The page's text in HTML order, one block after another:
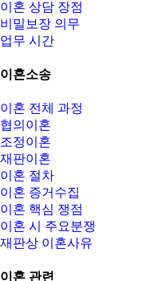
이혼 상담 장점
비밀보장 의무
업무 시간
이혼소송
이혼 전체 과정
협의이혼
조정이혼
재판이혼
이혼 절차
이혼 증거수집
이혼 핵심 쟁점
이혼 시 주요분쟁
재판상 이혼사유
이혼 관련